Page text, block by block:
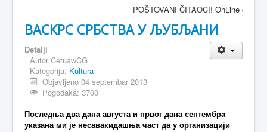
VESTI
KULTURA
INTERVJU
MAGAZIN
SPORT
POŠTOVANI ČITAOCI! OnLine
ВАСКРС СРБСТВА У ЉУБЉАНИ
Detalji
Autor CetuawCG
Kategorija: Kultura
Objavljeno 04 septembar 2013
Pogodaka: 3700
Последња два дана августа и првог дана септембра
указана ми је несавакидашња част да у организацији